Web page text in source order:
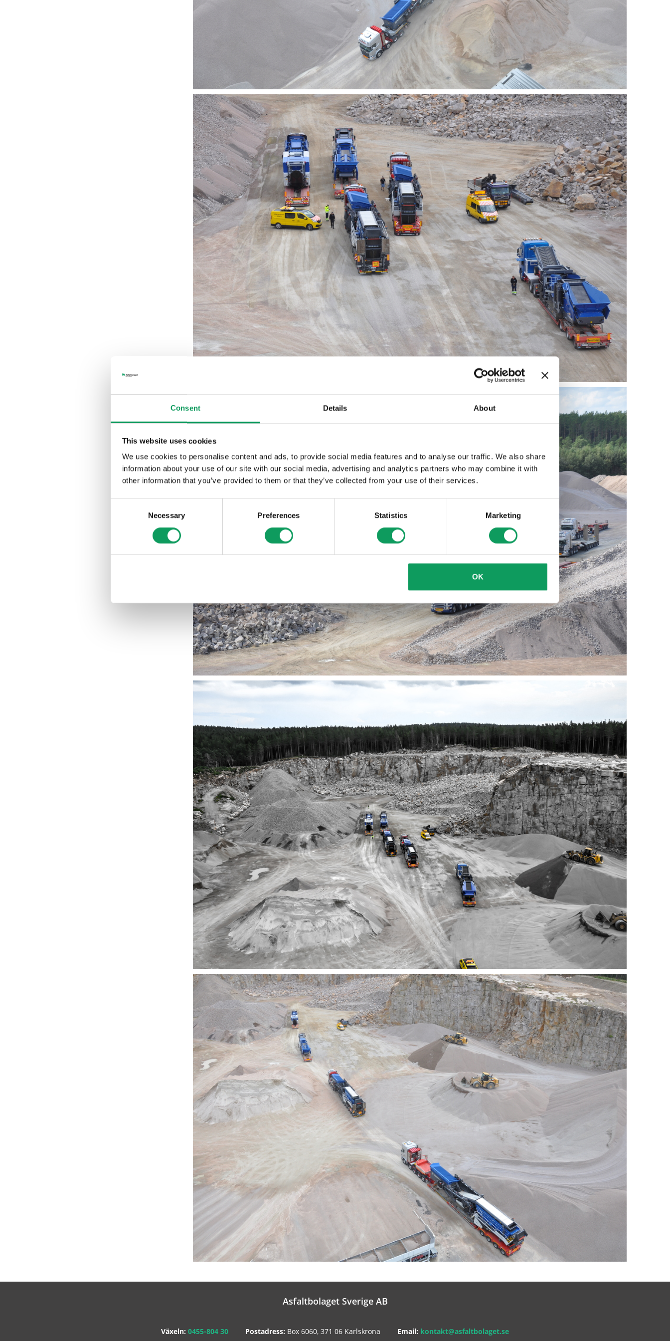
Consent Details About
This website uses cookies
We use cookies to personalise content and ads, to provide social media features and to analyse our traffic. We also share
information about your use of our site with our social media, advertising and analytics partners who may combine it with
other information that you’ve provided to them or that they’ve collected from your use of their services.
Necessary Preferences Statistics Marketing
OK
Asfaltbolaget Sverige AB
Växeln: 0455-804 30 Postadress: Box 6060, 371 06 Karlskrona Email: kontakt@asfaltbolaget.se